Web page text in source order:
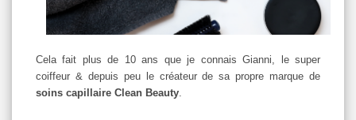
Cela fait plus de 10 ans que je connais Gianni, le super
coiffeur & depuis peu le créateur de sa propre marque de
soins capillaire Clean Beauty.